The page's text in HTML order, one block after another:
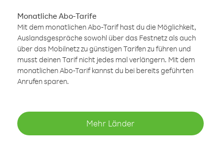
Monatliche Abo-Tarife
Mit dem monatlichen Abo-Tarif hast du die Möglichkeit,
Auslandsgespräche sowohl über das Festnetz als auch
über das Mobilnetz zu günstigen Tarifen zu führen und
musst deinen Tarif nicht jedes mal verlängern. Mit dem
monatlichen Abo-Tarif kannst du bei bereits geführten
Anrufen sparen.
Mehr Länder